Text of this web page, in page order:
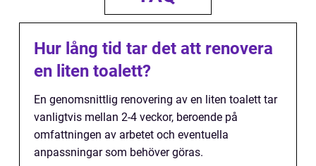
Hur lång tid tar det att renovera
en liten toalett?
En genomsnittlig renovering av en liten toalett tar
vanligtvis mellan 2-4 veckor, beroende på
omfattningen av arbetet och eventuella
anpassningar som behöver göras.